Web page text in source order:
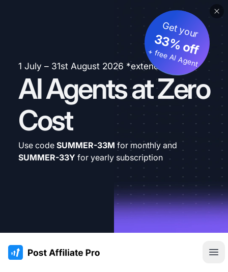
1 July – 31st August 2026 *extended
AI Agents at Zero
Cost
Get your
33% off
+ free AI Agent
Use code SUMMER-33M for monthly and
SUMMER-33Y for yearly subscription
:site.title